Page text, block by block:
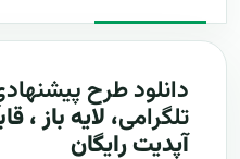
دانلود طرح
تلگرامی
آپدیت رایگان